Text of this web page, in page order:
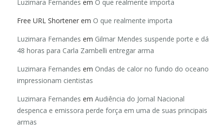
Luzimara Fernandes em O que realmente importa
Free URL Shortener em O que realmente importa
Luzimara Fernandes em Gilmar Mendes suspende porte e dá
48 horas para Carla Zambelli entregar arma
Luzimara Fernandes em Ondas de calor no fundo do oceano
impressionam cientistas
Luzimara Fernandes em Audiência do Jornal Nacional
despenca e emissora perde força em uma de suas principais
armas